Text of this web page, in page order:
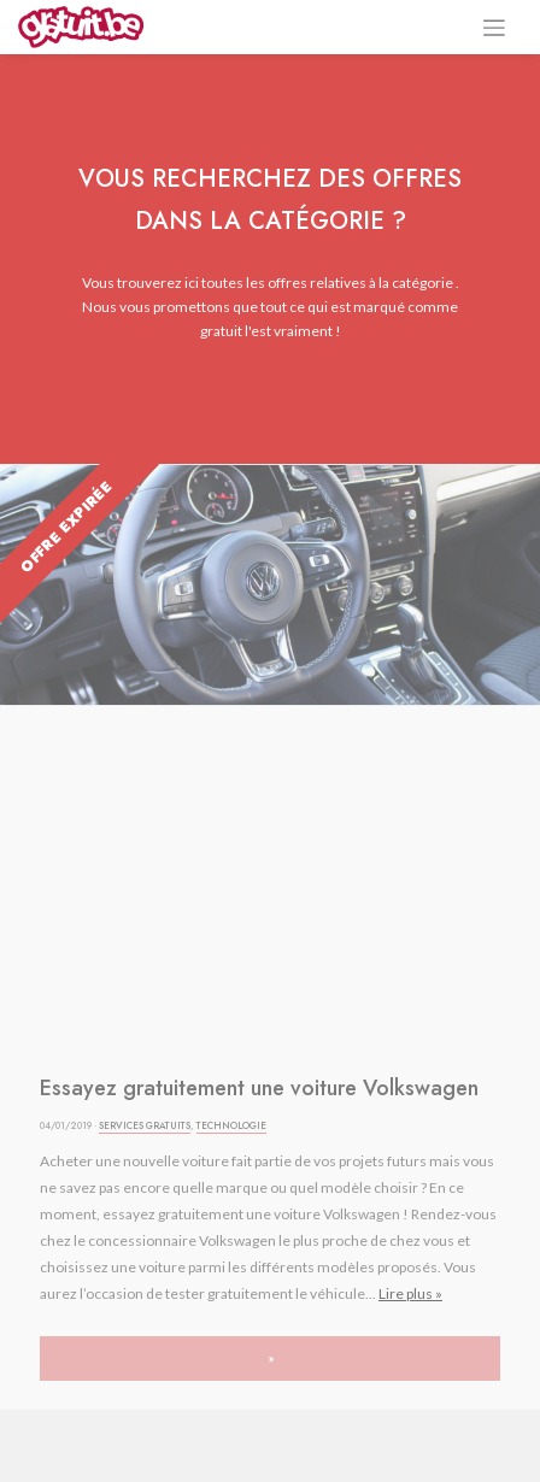
VOUS RECHERCHEZ DES OFFRES
DANS LA CATÉGORIE ?
Vous trouverez ici toutes les offres relatives à la catégorie .
Nous vous promettons que tout ce qui est marqué comme
gratuit l'est vraiment !
OFFRE EXPIRÉE
Essayez gratuitement une voiture Volkswagen
04/01/2019 ·SERVICES GRATUITS,TECHNOLOGIE
Acheter une nouvelle voiture fait partie de vos projets futurs mais vous
ne savez pas encore quelle marque ou quel modèle choisir ? En ce
moment, essayez gratuitement une voiture Volkswagen ! Rendez-vous
chez le concessionnaire Volkswagen le plus proche de chez vous et
choisissez une voiture parmi les différents modèles proposés. Vous
aurez l’occasion de tester gratuitement le véhicule... Lire plus »
»